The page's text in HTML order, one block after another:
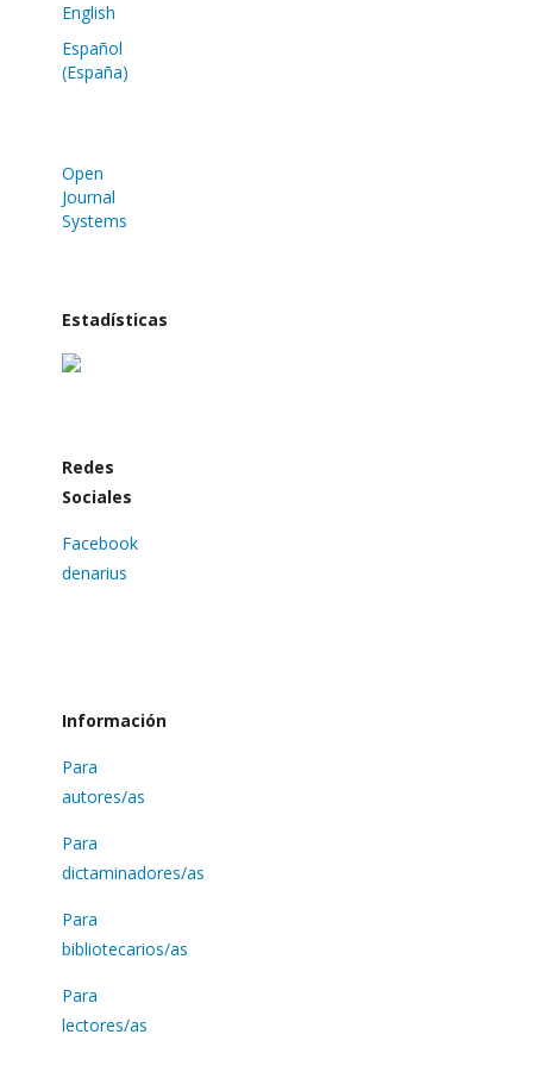
English
Español
(España)
Open
Journal
Systems
Estadísticas
Redes
Sociales
Facebook
denarius
Información
Para
autores/as
Para
dictaminadores/as
Para
bibliotecarios/as
Para
lectores/as